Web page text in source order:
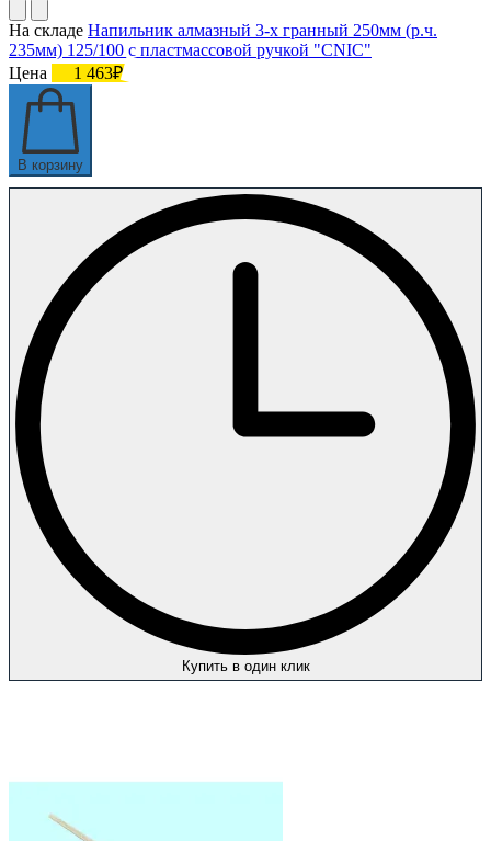
На складе Напильник алмазный 3-х гранный 250мм (р.ч.
235мм) 125/100 с пластмассовой ручкой "CNIC"
Цена
1 463₽
В корзину
Купить в один клик